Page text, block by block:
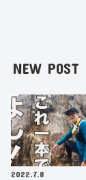
NEW POST
2022.7.8